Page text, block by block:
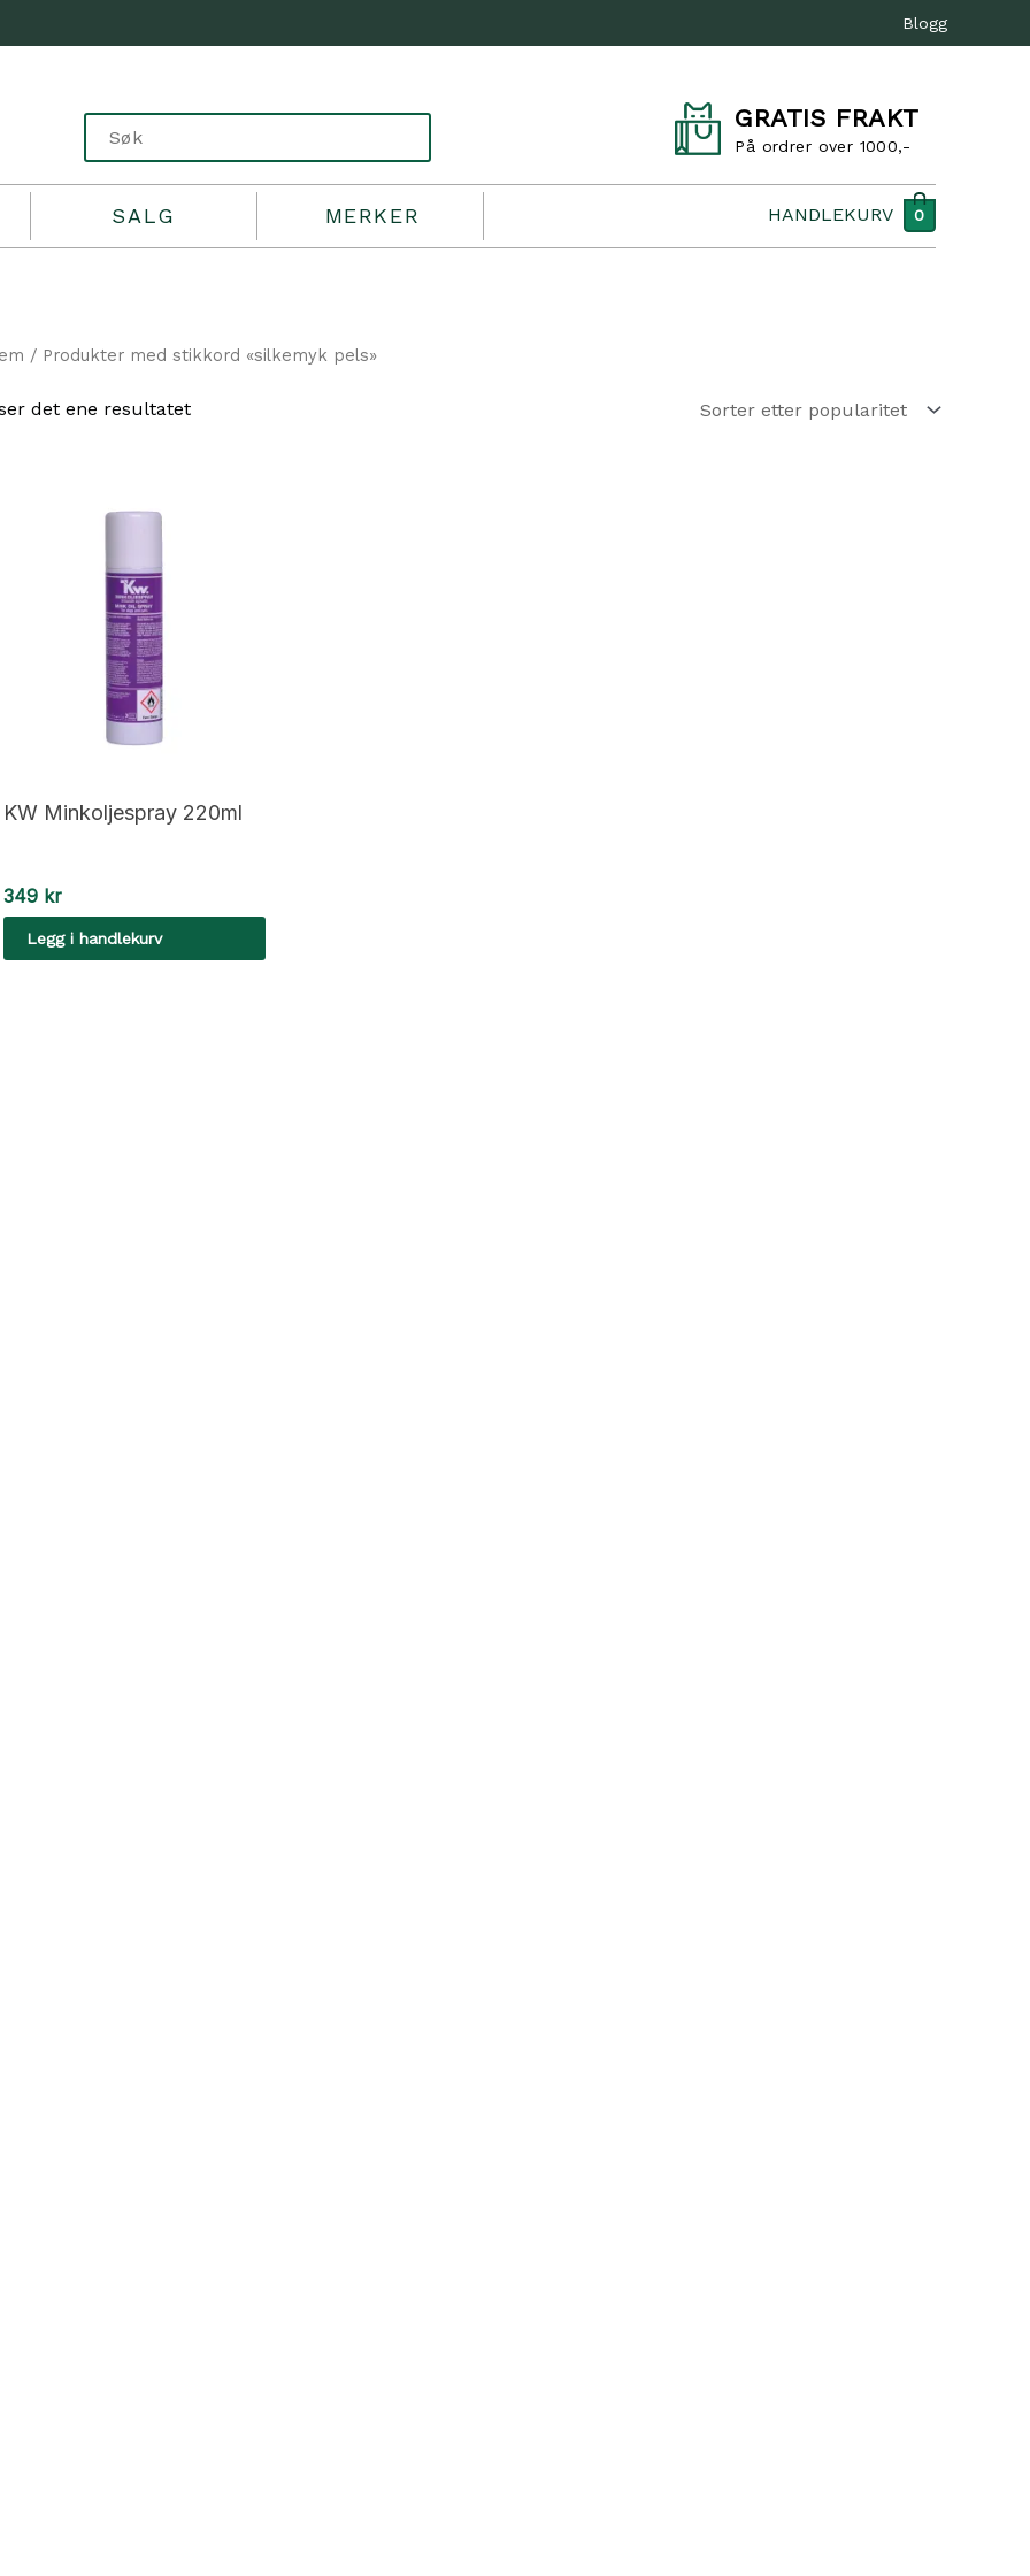
Blogg
GRATIS FRAKT
På ordrer over 1000,-
SALG MERKER HANDLEKURV 0
/ Produkter med stikkord «silkemyk pels»
det ene resultatet
KW Minkoljespray 220ml
349 kr
Legg i handlekurv